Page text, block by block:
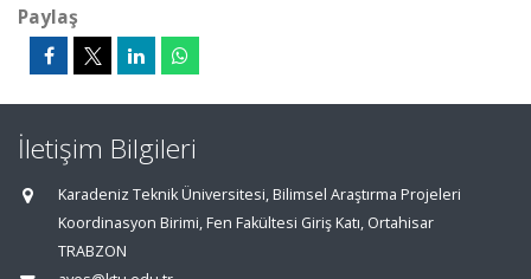
Paylaş
İletişim Bilgileri
Karadeniz Teknik Üniversitesi, Bilimsel Araştırma Projeleri
Koordinasyon Birimi, Fen Fakültesi Giriş Katı, Ortahisar
TRABZON